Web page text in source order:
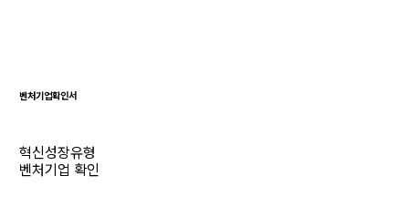
벤처기업확인서
혁신성장유형
벤처기업 확인